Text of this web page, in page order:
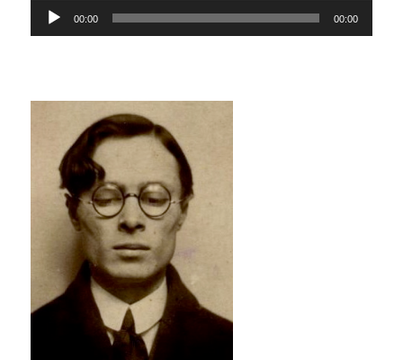
Lecteur
audio
00:00 00:00